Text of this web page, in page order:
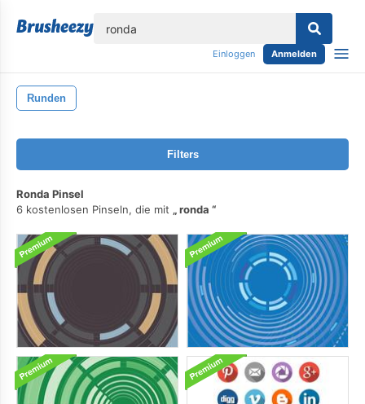
Einloggen Anmelden
Runden
Filters
Ronda Pinsel
6 kostenlosen Pinseln, die mit
ronda